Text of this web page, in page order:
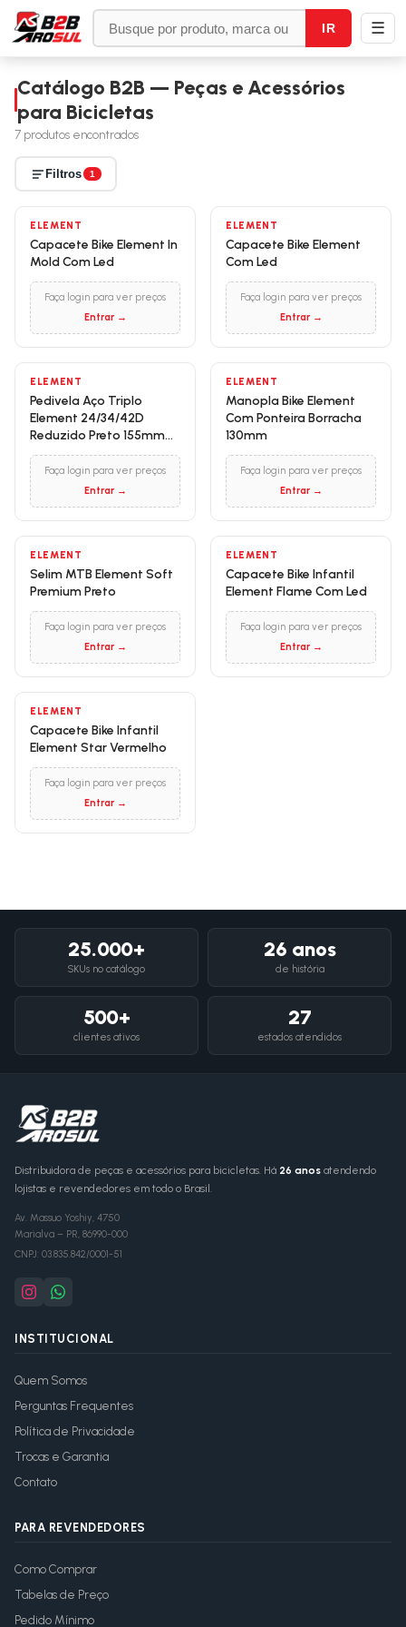
IR ☰
Catálogo B2B — Peças e Acessórios
para Bicicletas
7 produtos encontrados
Filtros 1
ELEMENT
Capacete Bike Element In
Mold Com Led
Faça login para ver preços
Entrar →
ELEMENT
Capacete Bike Element
Com Led
Faça login para ver preços
Entrar →
ELEMENT
Pedivela Aço Triplo
Element 24/34/42D
Reduzido Preto 155mm
Ponta Quadrada Com
Protetor
Faça login para ver preços
Entrar →
ELEMENT
Manopla Bike Element
Com Ponteira Borracha
130mm
Faça login para ver preços
Entrar →
ELEMENT
Selim MTB Element Soft
Premium Preto
Faça login para ver preços
Entrar →
ELEMENT
Capacete Bike Infantil
Element Flame Com Led
Faça login para ver preços
Entrar →
ELEMENT
Capacete Bike Infantil
Element Star Vermelho
Faça login para ver preços
Entrar →
25.000+
SKUs no catálogo
26 anos
de história
500+
clientes ativos
27
estados atendidos
Distribuidora de peças e acessórios para bicicletas. Há 26 anos atendendo
lojistas e revendedores em todo o Brasil.
Av. Massuo Yoshiy, 4750
Marialva – PR, 86990-000
CNPJ: 03.835.842/0001-51
INSTITUCIONAL
Quem Somos
Perguntas Frequentes
Política de Privacidade
Trocas e Garantia
Contato
PARA REVENDEDORES
Como Comprar
Tabelas de Preço
Pedido Mínimo